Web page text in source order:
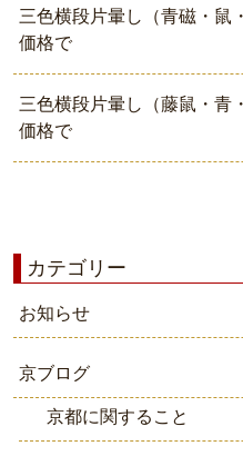
三色横段片暈し（青磁・鼠
価格で
三色横段片暈し（藤鼠・青
価格で
カテゴリー
お知らせ
京ブログ
京都に関すること